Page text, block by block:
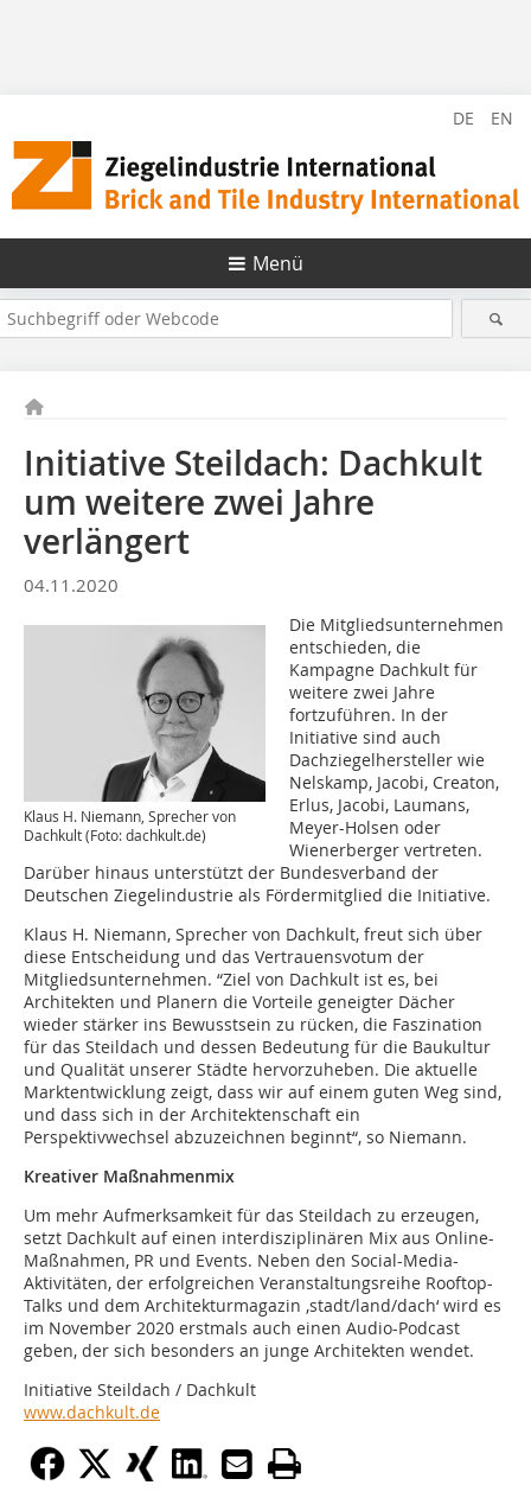
DE EN
Menü
Initiative Steildach: Dachkult
um weitere zwei Jahre
verlängert
04.11.2020
Klaus H. Niemann, Sprecher von
Dachkult (Foto: dachkult.de)
Die Mitgliedsunternehmen
entschieden, die
Kampagne Dachkult für
weitere zwei Jahre
fortzuführen. In der
Initiative sind auch
Dachziegelhersteller wie
Nelskamp, Jacobi, Creaton,
Erlus, Jacobi, Laumans,
Meyer-Holsen oder
Wienerberger vertreten.
Darüber hinaus unterstützt der Bundesverband der
Deutschen Ziegelindustrie als Fördermitglied die Initiative.
Klaus H. Niemann, Sprecher von Dachkult, freut sich über
diese Entscheidung und das Vertrauensvotum der
Mitgliedsunternehmen. “Ziel von Dachkult ist es, bei
Architekten und Planern die Vorteile geneigter Dächer
wieder stärker ins Bewusstsein zu rücken, die Faszination
für das Steildach und dessen Bedeutung für die Baukultur
und Qualität unserer Städte hervorzuheben. Die aktuelle
Marktentwicklung zeigt, dass wir auf einem guten Weg sind,
und dass sich in der Architektenschaft ein
Perspektivwechsel abzuzeichnen beginnt“, so Niemann.
Kreativer Maßnahmenmix
Um mehr Aufmerksamkeit für das Steildach zu erzeugen,
setzt Dachkult auf einen interdisziplinären Mix aus Online-
Maßnahmen, PR und Events. Neben den Social-Media-
Aktivitäten, der erfolgreichen Veranstaltungsreihe Rooftop-
Talks und dem Architekturmagazin ‚stadt/land/dach‘ wird es
im November 2020 erstmals auch einen Audio-Podcast
geben, der sich besonders an junge Architekten wendet.
Initiative Steildach / Dachkult
www.dachkult.de